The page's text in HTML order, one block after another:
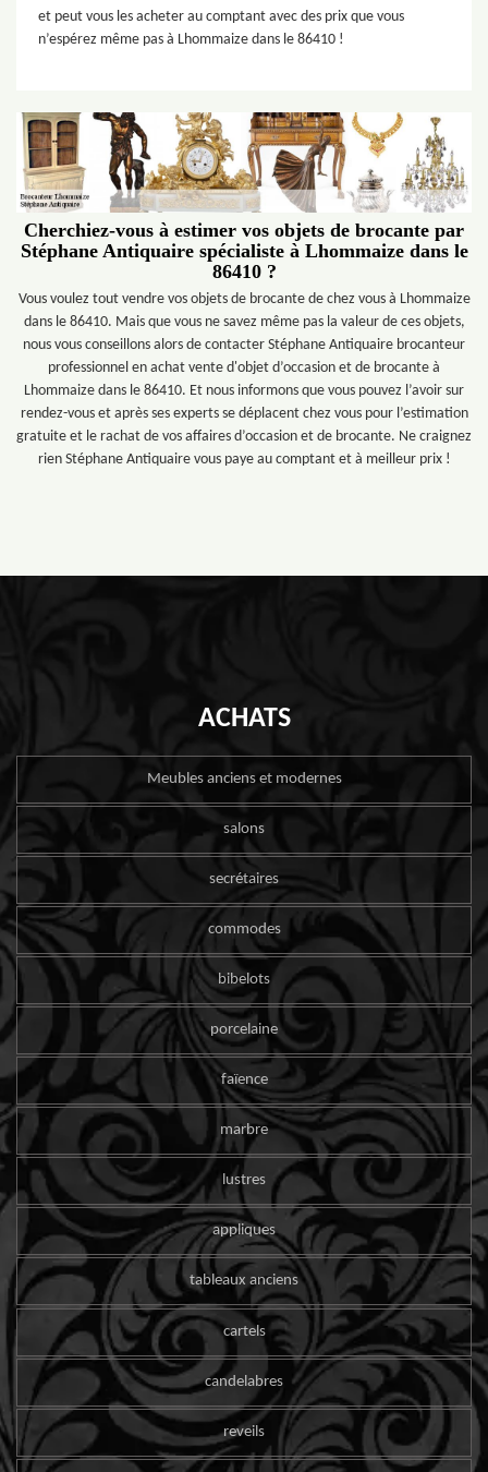
et peut vous les acheter au comptant avec des prix que vous
n’espérez même pas à Lhommaize dans le 86410 !
Cherchiez-vous à estimer vos objets de brocante par
Stéphane Antiquaire spécialiste à Lhommaize dans le
86410 ?
Vous voulez tout vendre vos objets de brocante de chez vous à Lhommaize
dans le 86410. Mais que vous ne savez même pas la valeur de ces objets,
nous vous conseillons alors de contacter Stéphane Antiquaire brocanteur
professionnel en achat vente d'objet d’occasion et de brocante à
Lhommaize dans le 86410. Et nous informons que vous pouvez l’avoir sur
rendez-vous et après ses experts se déplacent chez vous pour l’estimation
gratuite et le rachat de vos affaires d’occasion et de brocante. Ne craignez
rien Stéphane Antiquaire vous paye au comptant et à meilleur prix !
ACHATS
Meubles anciens et modernes
salons
secrétaires
commodes
bibelots
porcelaine
faïence
marbre
lustres
appliques
tableaux anciens
cartels
candelabres
reveils